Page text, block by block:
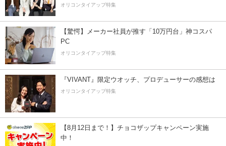
オリコンタイアップ特集
【驚愕】メーカー社員が推す「10万円台」神コスパ
PC
オリコンタイアップ特集
『VIVANT』限定ウオッチ、プロデューサーの感想は
オリコンタイアップ特集
【8月12日まで！】チョコザップキャンペーン実施
中！